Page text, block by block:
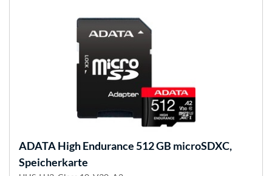
ADATAHigh Endurance 512 GB microSDXC,
Speicherkarte